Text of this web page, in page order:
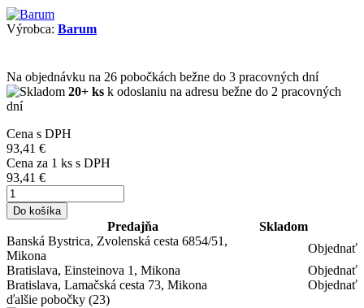
Výrobca: Barum
Na objednávku na 26 pobočkách bežne do 3 pracovných dní
20+ ks k odoslaniu na adresu bežne do 2 pracovných
dní
Cena s DPH
93,41 €
Cena za 1 ks s DPH
93,41 €
Do košíka
Predajňa
Skladom
Banská Bystrica, Zvolenská cesta 6854/51,
Mikona
Objednať
Bratislava, Einsteinova 1, Mikona
Objednať
Bratislava, Lamačská cesta 73, Mikona
Objednať
ďalšie pobočky (23)